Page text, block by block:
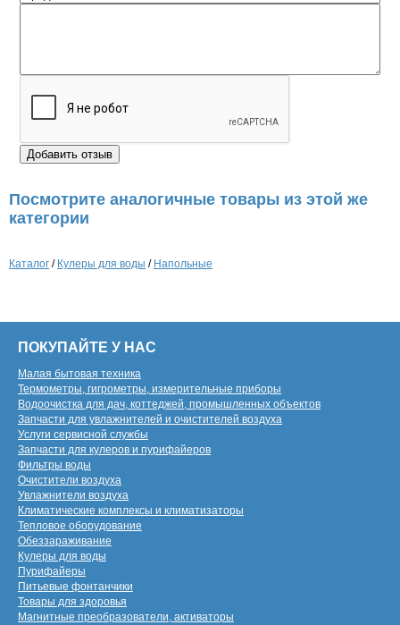
Посмотрите аналогичные товары из этой же
категории
Каталог / Кулеры для воды / Напольные
ПОКУПАЙТЕ У НАС
Малая бытовая техника
Термометры, гигрометры, измерительные приборы
Водоочистка для дач, коттеджей, промышленных объектов
Запчасти для увлажнителей и очистителей воздуха
Услуги сервисной службы
Запчасти для кулеров и пурифайеров
Фильтры воды
Очистители воздуха
Увлажнители воздуха
Климатические комплексы и климатизаторы
Тепловое оборудование
Обеззараживание
Кулеры для воды
Пурифайеры
Питьевые фонтанчики
Товары для здоровья
Магнитные преобразователи, активаторы